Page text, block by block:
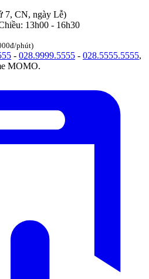
7, CN, ngày Lễ)
13h00 - 16h30
phút)
- 028.9999.5555 - 028.5555.5555,
MOMO.